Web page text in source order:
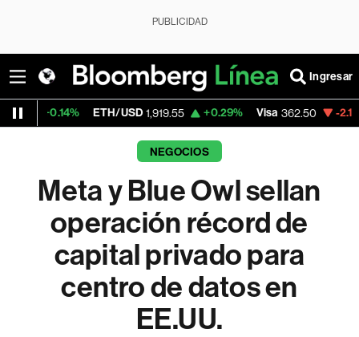
PUBLICIDAD
Ingresar
ETH/USD 1,919.55 +0.29% Visa 362.50 -2.15%
NEGOCIOS
Meta y Blue Owl sellan
operación récord de
capital privado para
centro de datos en
EE.UU.